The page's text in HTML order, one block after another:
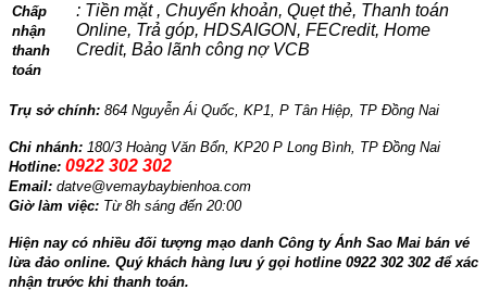
Chấp
nhận
thanh
toán
: Tiền mặt , Chuyển khoản, Quẹt thẻ, Thanh toán
Online, Trả góp, HDSAIGON, FECredit, Home
Credit, Bảo lãnh công nợ VCB
Trụ sở chính: 864 Nguyễn Ái Quốc, KP1, P Tân Hiệp, TP Đồng Nai
Chi nhánh: 180/3 Hoàng Văn Bổn, KP20 P Long Bình, TP Đồng Nai
Hotline: 0922 302 302
Email: datve@vemaybaybienhoa.com
Giờ làm việc: Từ 8h sáng đến 20:00
Hiện nay có nhiều đối tượng mạo danh Công ty Ánh Sao Mai bán vé
lừa đảo online. Quý khách hàng lưu ý gọi hotline 0922 302 302 để xác
nhận trước khi thanh toán.